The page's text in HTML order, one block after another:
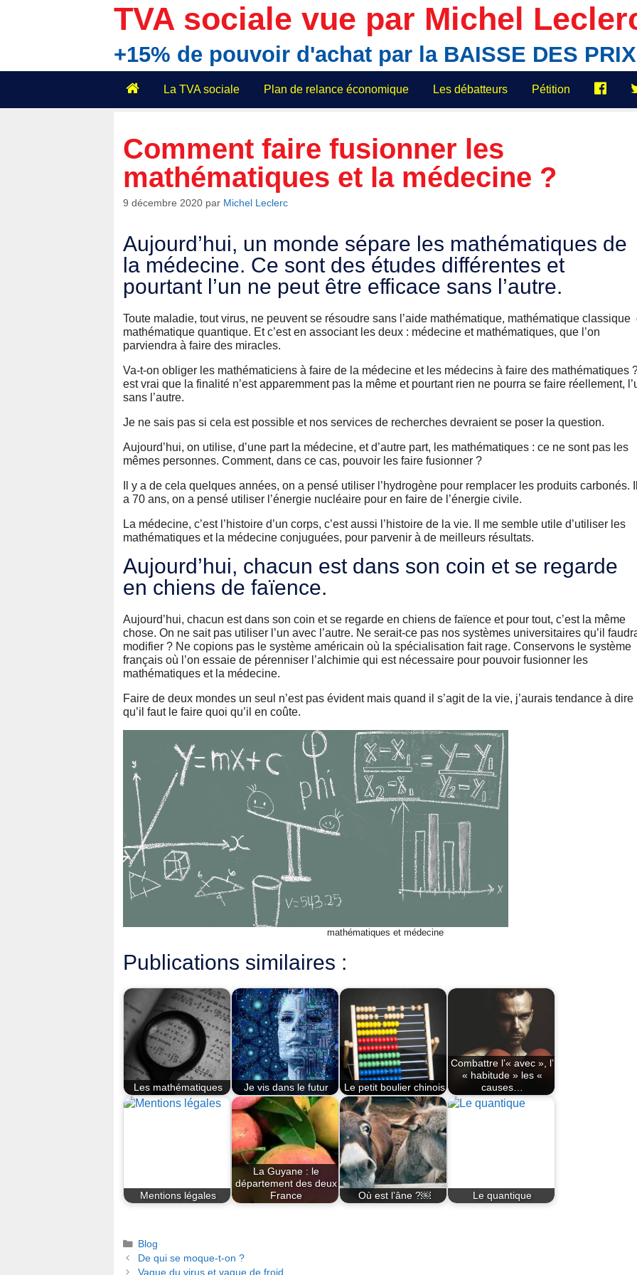
TVA sociale vue par Michel
+15% de pouvoir d'achat par la BAISSE DES
La TVA sociale Plan de relance économique Les débatteurs Pétition
Comment faire fusionner les
mathématiques et la médecine ?
9 décembre 2020 par Michel Leclerc
Aujourd’hui, un monde sépare les mathématiques de
la médecine. Ce sont des études différentes et
pourtant l’un ne peut être efficace sans l’autre.
Toute maladie, tout virus, ne peuvent se résoudre sans l’aide mathématique, mathématique classique
mathématique quantique. Et c’est en associant les deux : médecine et mathématiques, que l’on
parviendra à faire des miracles.
Va-t-on obliger les mathématiciens à faire de la médecine et les médecins à faire des mathématiques ?
est vrai que la finalité n’est apparemment pas la même et pourtant rien ne pourra se faire réellement,
sans l’autre.
Je ne sais pas si cela est possible et nos services de recherches devraient se poser la question.
Aujourd’hui, on utilise, d’une part la médecine, et d’autre part, les mathématiques : ce ne sont pas les
mêmes personnes. Comment, dans ce cas, pouvoir les faire fusionner ?
Il y a de cela quelques années, on a pensé utiliser l’hydrogène pour remplacer les produits carbonés.
a 70 ans, on a pensé utiliser l’énergie nucléaire pour en faire de l’énergie civile.
La médecine, c’est l’histoire d’un corps, c’est aussi l’histoire de la vie. Il me semble utile d’utiliser les
mathématiques et la médecine conjuguées, pour parvenir à de meilleurs résultats.
Aujourd’hui, chacun est dans son coin et se regarde
en chiens de faïence.
Aujourd’hui, chacun est dans son coin et se regarde en chiens de faïence et pour tout, c’est la même
chose. On ne sait pas utiliser l’un avec l’autre. Ne serait-ce pas nos systèmes universitaires qu’il
modifier ? Ne copions pas le système américain où la spécialisation fait rage. Conservons le système
français où l’on essaie de pérenniser l’alchimie qui est nécessaire pour pouvoir fusionner les
mathématiques et la médecine.
Faire de deux mondes un seul n’est pas évident mais quand il s’agit de la vie, j’aurais tendance à dire
qu’il faut le faire quoi qu’il en coûte.
mathématiques et médecine
Publications similaires :
Les mathématiques Je vis dans le futur Le petit boulier chinois
Combattre l’« avec », l’
« habitude » les «
causes…
Mentions légales
La Guyane : le
département des deux
France
Où est l’âne ?￼ Le quantique
Catégories
Blog
De qui se moque-t-on ?
Vague du virus et vague de froid